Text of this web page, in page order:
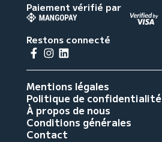
Paiement vérifié par
Restons connecté
Mentions légales
Politique de confidentialité
À propos de nous
Conditions générales
Contact